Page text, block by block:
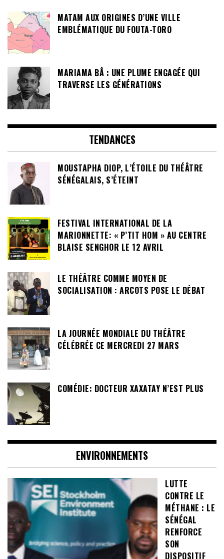
MATAM AUX ORIGINES D’UNE VILLE
EMBLÉMATIQUE DU FOUTA-TORO
MARIAMA BÂ : UNE PLUME ENGAGÉE QUI
TRAVERSE LES GÉNÉRATIONS
TENDANCES
MOUSTAPHA DIOP, L’ÉTOILE DU THÉÂTRE
SÉNÉGALAIS, S’ÉTEINT
FESTIVAL INTERNATIONAL DE LA
MARIONNETTE: « P’TIT HOM » AU CENTRE
BLAISE SENGHOR LE 12 AVRIL
LE THÉÂTRE COMME MOYEN DE
SOCIALISATION : ARCOTS POSE LE DÉBAT
LA JOURNÉE MONDIALE DU THÉÂTRE
CÉLÉBRÉE CE MERCREDI 27 MARS
COMÉDIE: DOCTEUR XAXATAY N’EST PLUS
ENVIRONNEMENTS
LUTTE
CONTRE LE
MÉTHANE : LE
SÉNÉGAL
RENFORCE
SON
DISPOSITIF